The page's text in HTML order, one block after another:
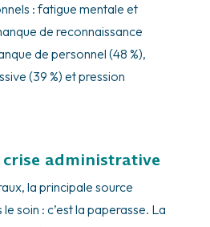
: fatigue mentale et
de reconnaissance
de personnel (48 %),
(39 %) et pression
administrative
la principale source
le soin : c’est la paperasse. La